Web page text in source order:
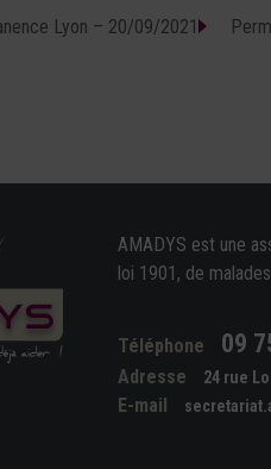
Lyon – 20/09/2021
AMADYS est une
loi 1901, de
Téléphone 09
Adresse 24 rue
E-mail